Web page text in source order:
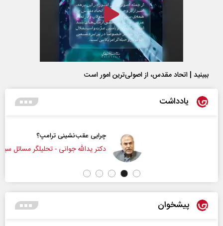
ببینید | اتحاد مقدس، از اصولی‌ترین امور است
یادداشت
چرایی عقب‌نشینی ترامپ؟
دکتر یدالله جوانی - تحلیلگر مسائل سیاسی
پیشخوان